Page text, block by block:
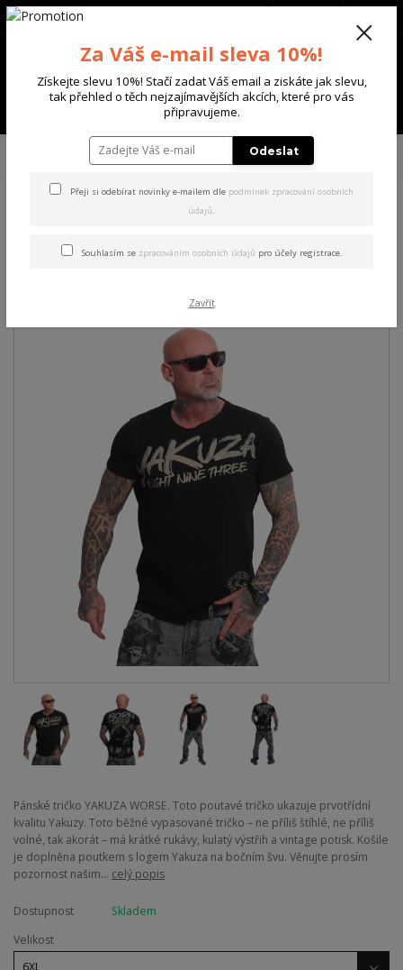
Menu
+420 702 136 620
TRIKA & TÍLKA
Yakuza pánské tričko Worse Regular T-
Regular T-Shirt black 6XL
Pánské tričko YAKUZA WORSE. Toto poutavé tričko ukazuje prvotřídní
kvalitu Yakuzy. Toto běžné vypasované tričko – ne příliš štíhlé, ne příliš
volné, tak akorát – má krátké rukávy, kulatý výstřih a vintage potisk. Košile
je doplněna poutkem s logem Yakuza na bočním švu. Věnujte prosím
pozornost našim... celý popis
Dostupnost
Skladem
Velikost
Za Váš e-mail sleva 10%!
Získejte slevu 10%! Stačí zadat Váš email a ziskáte jak slevu,
tak přehled o těch nejzajímavějších akcích, které pro vás
připravujeme.
Odeslat
Přeji si odebírat novinky e-mailem dle podmínek zpracování osobních
údajů.
Souhlasím se zpracováním osobních údajů pro účely registrace.
Zavřít